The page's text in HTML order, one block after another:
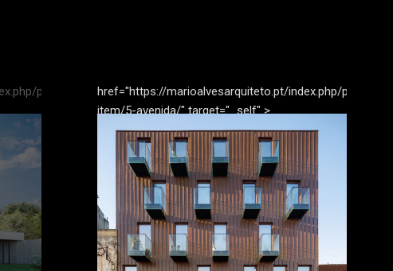
portfolio-
href="https://marioalvesarquiteto.pt/index.php/portfolio-
item/5-avenida/" target="_self">